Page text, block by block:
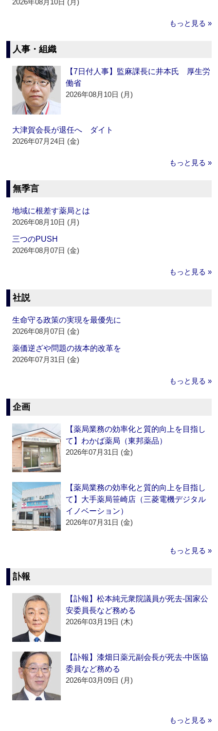
2026年08月10日 (月)
もっと見る »
人事・組織
【7日付人事】監麻課長に井本氏 厚生労
働省
2026年08月10日 (月)
大津賀会長が退任へ ダイト
2026年07月24日 (金)
もっと見る »
無季言
地域に根差す薬局とは
2026年08月10日 (月)
三つのPUSH
2026年08月07日 (金)
もっと見る »
社説
生命守る政策の実現を最優先に
2026年08月07日 (金)
薬価逆ざや問題の抜本的改革を
2026年07月31日 (金)
もっと見る »
企画
【薬局業務の効率化と質的向上を目指し
て】わかば薬局（東邦薬品）
2026年07月31日 (金)
【薬局業務の効率化と質的向上を目指し
て】大手薬局笹崎店（三菱電機デジタル
イノベーション）
2026年07月31日 (金)
もっと見る »
訃報
【訃報】松本純元衆院議員が死去‐国家公
安委員長など務める
2026年03月19日 (木)
【訃報】漆畑日薬元副会長が死去‐中医協
委員など務める
2026年03月09日 (月)
もっと見る »